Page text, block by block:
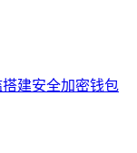
搭建安全加密钱包